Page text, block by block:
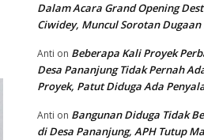
Dalam Acara Grand Opening
Ciwidey, Muncul Sorotan Dugaan
Anti on Beberapa Kali Proyek
Desa Pananjung Tidak Pernah
Proyek, Patut Diduga Ada
Anti on Bangunan Diduga Tidak
di Desa Pananjung, APH Tutup